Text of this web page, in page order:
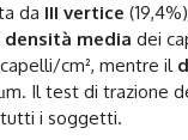
da III vertice
densità media dei
capelli/cm², mentre il
Il test di trazione
i soggetti.